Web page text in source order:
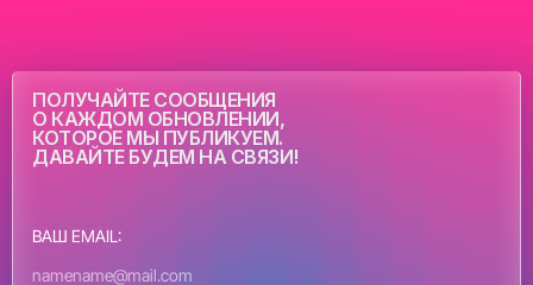
ПОЛУЧАЙТЕ СООБЩЕНИЯ
О КАЖДОМ ОБНОВЛЕНИИ,
КОТОРОЕ МЫ ПУБЛИКУЕМ.
ДАВАЙТЕ БУДЕМ НА СВЯЗИ!
ВАШ EMAIL: